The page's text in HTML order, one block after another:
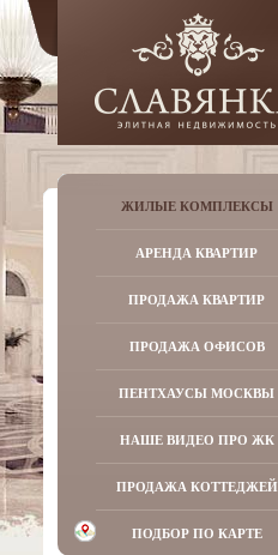
ЖИЛЫЕ КОМПЛЕКСЫ
АРЕНДА КВАРТИР
ПРОДАЖА КВАРТИР
ПРОДАЖА ОФИСОВ
ПЕНТХАУСЫ МОСКВЫ
НАШЕ ВИДЕО ПРО ЖК
ПРОДАЖА КОТТЕДЖЕЙ
ПОДБОР ПО КАРТЕ